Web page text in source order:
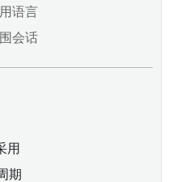
语言
会话
用
期